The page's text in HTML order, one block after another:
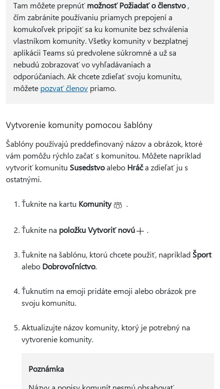
Tam môžete prepnúťmožnosť Požiadať o členstvo,
čím zabránite používaniu priamych prepojení a
komukoľvek pripojiť sa ku komunite bez schválenia
vlastníkom komunity. Všetky komunity v bezplatnej
aplikácii Teams sú predvolene súkromné a už sa
nebudú zobrazovať vo vyhľadávaniach a
odporúčaniach. Ak chcete zdieľať svoju komunitu,
môžete pozvať členovpriamo.
Vytvorenie komunity pomocou šablóny
Šablóny používajú preddefinovaný názov a obrázok, ktoré
vám pomôžu rýchlo začať s komunitou. Môžete napríklad
vytvoriť komunitu Susedstvoalebo Hráča zdieľať ju s
ostatnými.
Ťuknite na kartu Komunity .
Ťuknite na položku Vytvoriť novú .
Ťuknite na šablónu, ktorú chcete použiť, napríklad Šport
alebo Dobrovoľníctvo.
Ťuknutím na emoji pridáte emoji alebo obrázok pre
svoju komunitu.
Aktualizujte názov komunity, ktorý je potrebný na
vytvorenie komunity.
Poznámka